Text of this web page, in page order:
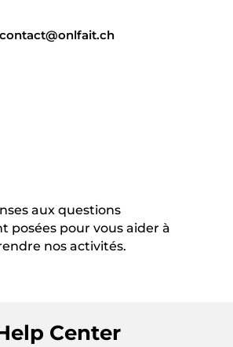
contact@onlfait.ch
aux questions
posées pour vous aider à
nos activités.
Center